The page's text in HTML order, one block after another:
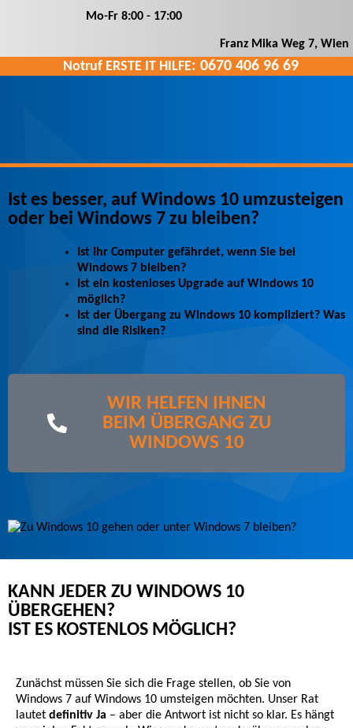
Mo-Fr 8:00 - 17:00
Franz Mika Weg 7, Wien
Notruf ERSTE IT HILFE: 0670 406 96 69
Ist es besser, auf Windows 10 umzusteigen
oder bei Windows 7 zu bleiben?
Ist Ihr Computer gefährdet, wenn Sie bei
Windows 7 bleiben?
Ist ein kostenloses Upgrade auf Windows 10
möglich?
Ist der Übergang zu Windows 10 kompliziert? Was
sind die Risiken?
WIR HELFEN IHNEN
BEIM ÜBERGANG ZU
WINDOWS 10
KANN JEDER ZU WINDOWS 10
ÜBERGEHEN?
IST ES KOSTENLOS MÖGLICH?
Zunächst müssen Sie sich die Frage stellen, ob Sie von
Windows 7 auf Windows 10 umsteigen möchten. Unser Rat
lautet definitiv Ja – aber die Antwort ist nicht so klar. Es hängt